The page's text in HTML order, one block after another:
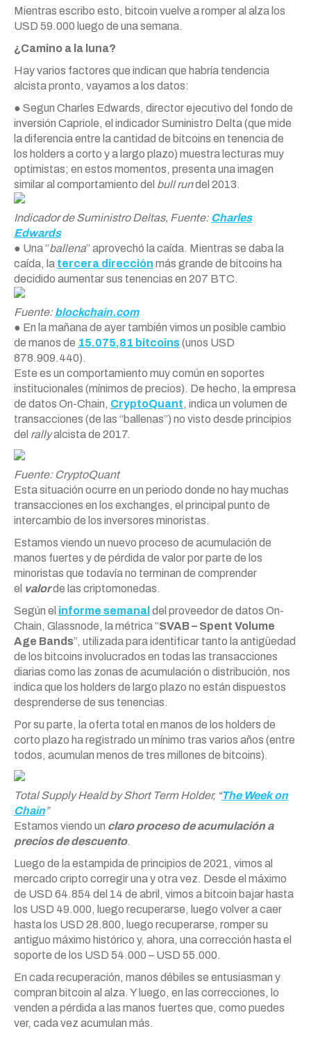
Mientras escribo esto, bitcoin vuelve a romper al alza los
USD 59.000 luego de una semana.
¿Camino a la luna?
Hay varios factores que indican que habría tendencia
alcista pronto, vayamos a los datos:
● Segun Charles Edwards, director ejecutivo del fondo de
inversión Capriole, el indicador Suministro Delta (que mide
la diferencia entre la cantidad de bitcoins en tenencia de
los holders a corto y a largo plazo) muestra lecturas muy
optimistas; en estos momentos, presenta una imagen
similar al comportamiento del bull rundel 2013.
Indicador de Suministro Deltas, Fuente: Charles
Edwards
● Una “ballena” aprovechó la caída. Mientras se daba la
caída, la tercera dirección más grande de bitcoins ha
decidido aumentar sus tenencias en 207 BTC.
Fuente: blockchain.com
● En la mañana de ayer también vimos un posible cambio
de manos de 15.075,81 bitcoins(unos USD
878.909.440).
Este es un comportamiento muy común en soportes
institucionales (mínimos de precios). De hecho, la empresa
de datos On-Chain, CryptoQuant, indica un volumen de
transacciones (de las “ballenas”) no visto desde principios
del rallyalcista de 2017.
Fuente: CryptoQuant
Esta situación ocurre en un periodo donde no hay muchas
transacciones en los exchanges, el principal punto de
intercambio de los inversores minoristas.
Estamos viendo un nuevo proceso de acumulación de
manos fuertes y de pérdida de valor por parte de los
minoristas que todavía no terminan de comprender
el valorde las criptomonedas.
Según el informe semanal del proveedor de datos On-
Chain, Glassnode, la métrica “SVAB – Spent Volume
Age Bands”, utilizada para identificar tanto la antigüedad
de los bitcoins involucrados en todas las transacciones
diarias como las zonas de acumulación o distribución, nos
indica que los holders de largo plazo no están dispuestos
desprenderse de sus tenencias.
Por su parte, la oferta total en manos de los holders de
corto plazo ha registrado un mínimo tras varios años (entre
todos, acumulan menos de tres millones de bitcoins).
Total Supply Heald by Short Term Holder, “The Week on
Chain”
Estamos viendo un claro proceso de acumulación a
precios de descuento.
Luego de la estampida de principios de 2021, vimos al
mercado cripto corregir una y otra vez. Desde el máximo
de USD 64.854 del 14 de abril, vimos a bitcoin bajar hasta
los USD 49.000, luego recuperarse, luego volver a caer
hasta los USD 28.800, luego recuperarse, romper su
antiguo máximo histórico y, ahora, una corrección hasta el
soporte de los USD 54.000 – USD 55.000.
En cada recuperación, manos débiles se entusiasman y
compran bitcoin al alza. Y luego, en las correcciones, lo
venden a pérdida a las manos fuertes que, como puedes
ver, cada vez acumulan más.